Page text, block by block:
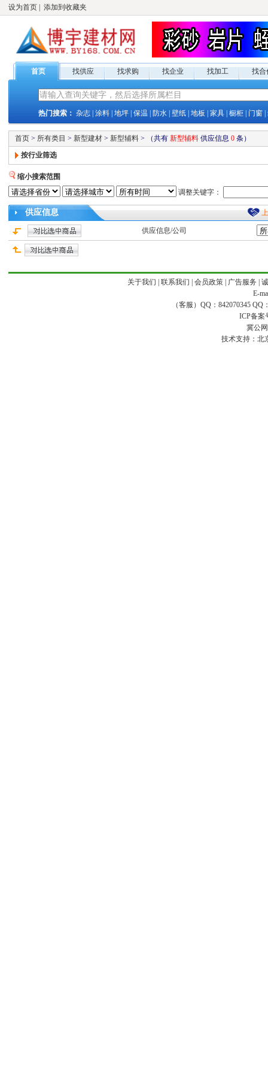
设为首页 添加到收藏夹
首页 找供应 找求购 找企业 找加工 找合
热门搜索： 杂志 涂料 地坪 保温 防水 壁纸 地板 家具 橱柜 门窗
首页 > 所有类目 > 新型建材 > 新型辅料 > （共有 新型辅料 供应信息 0 条）
按行业筛选
缩小搜索范围
调整关键字：
供应信息
供应信息/公司
关于我们 联系我们 会员政策| 广告服务
E-
（客服）QQ：842070345 QQ
ICP备案
冀公
技术支持： 北